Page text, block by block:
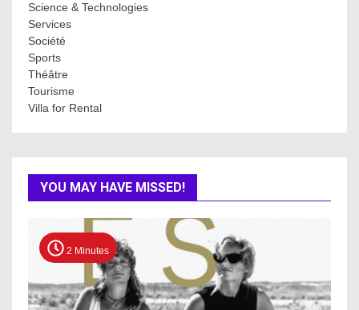
Science & Technologies
Services
Société
Sports
Théâtre
Tourisme
Villa for Rental
YOU MAY HAVE MISSED!
2 Minutes